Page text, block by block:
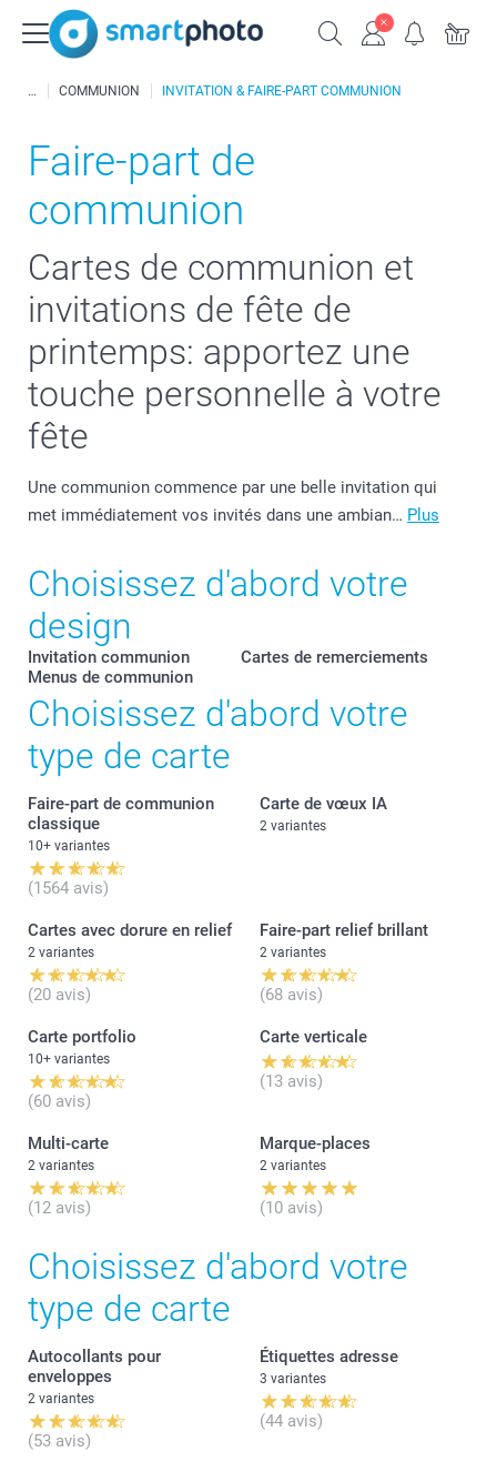
COMMUNION INVITATION & FAIRE-PART COMMUNION
Faire-part de
communion
Cartes de communion et
invitations de fête de
printemps: apportez une
touche personnelle à votre
fête
Une communion commence par une belle invitation qui
met immédiatement vos invités dans une ambian… Plus
Choisissez d'abord votre
design
Invitation communion
Cartes de remerciements
Menus de communion
Choisissez d'abord votre
type de carte
Faire-part de communion
classique
10+ variantes
(1564 avis)
Carte de vœux IA
2 variantes
Cartes avec dorure en relief
2 variantes
(20 avis)
Faire-part relief brillant
2 variantes
(68 avis)
Carte portfolio
10+ variantes
(60 avis)
Carte verticale
(13 avis)
Multi-carte
2 variantes
(12 avis)
Marque-places
2 variantes
(10 avis)
Choisissez d'abord votre
type de carte
Autocollants pour
enveloppes
2 variantes
(53 avis)
Étiquettes adresse
3 variantes
(44 avis)